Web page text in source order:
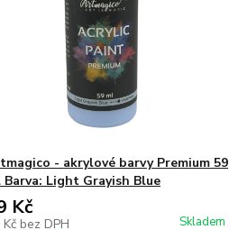
- akrylové barvy Premium 59
Barva: Light Grayish Blue
Kč
bez DPH Skladem